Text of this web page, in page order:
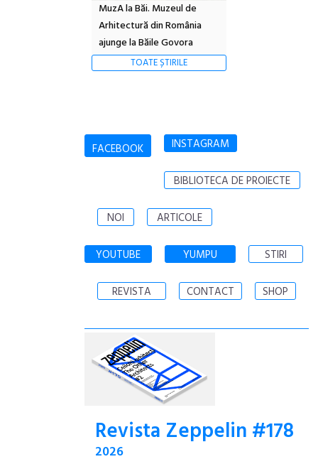
MuzA la Băi. Muzeul de
Arhitectură din România
ajunge la Băile Govora
TOATE ȘTIRILE
FACEBOOK INSTAGRAM
BIBLIOTECA DE PROIECTE
NOI ARTICOLE
YOUTUBE YUMPU STIRI
REVISTA CONTACT SHOP
Revista Zeppelin #178
2026